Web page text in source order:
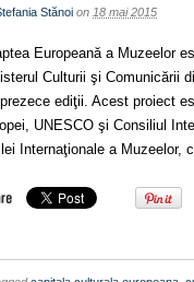
Stănoi on 18 mai 2015
Europeană a Muzeelor
Culturii şi Comunicării
ediţii. Acest proiect
UNESCO şi Consiliul
Internaţionale a Muzeelor,